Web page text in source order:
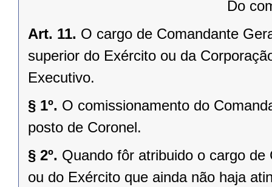
Do
Art. 11. O cargo de Comandante
superior do Exército ou da
Executivo.
§ 1º. O comissionamento do
posto de Coronel.
§ 2º. Quando fôr atribuido o cargo
ou do Exército que ainda não haja